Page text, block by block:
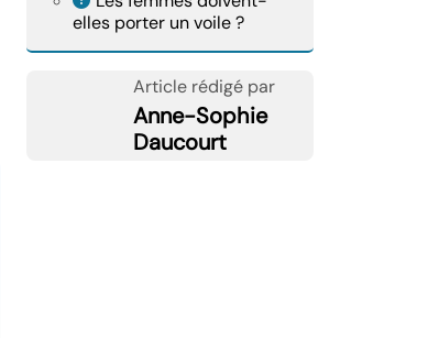
elles porter un voile ?
Article rédigé par
Anne-Sophie
Daucourt